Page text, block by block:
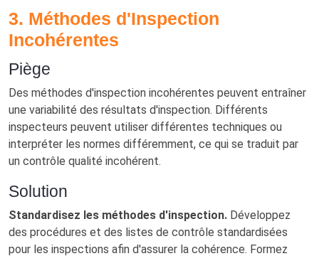
3. Méthodes d'Inspection
Incohérentes
Piège
Des méthodes d'inspection incohérentes peuvent entraîner
une variabilité des résultats d'inspection. Différents
inspecteurs peuvent utiliser différentes techniques ou
interpréter les normes différemment, ce qui se traduit par
un contrôle qualité incohérent.
Solution
Standardisez les méthodes d'inspection. Développez
des procédures et des listes de contrôle standardisées
pour les inspections afin d'assurer la cohérence. Formez